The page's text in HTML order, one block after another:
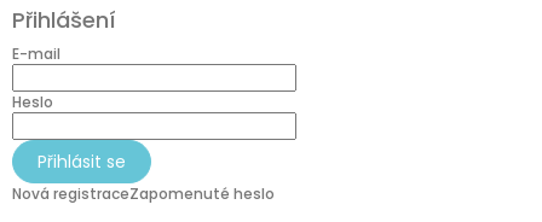
p
a
Přihlášení
E-mail
Heslo
Přihlásit se
Nová registraceZapomenuté heslo